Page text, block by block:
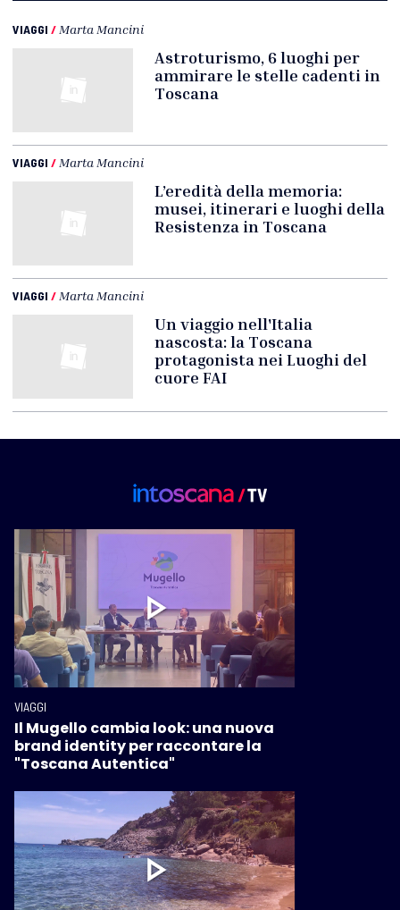
VIAGGI / Marta Mancini
Astroturismo, 6 luoghi per
ammirare le stelle cadenti in
Toscana
VIAGGI / Marta Mancini
L’eredità della memoria:
musei, itinerari e luoghi della
Resistenza in Toscana
VIAGGI / Marta Mancini
Un viaggio nell'Italia
nascosta: la Toscana
protagonista nei Luoghi del
cuore FAI
VIAGGI
Il Mugello cambia look: una nuova
brand identity per raccontare la
"Toscana Autentica"